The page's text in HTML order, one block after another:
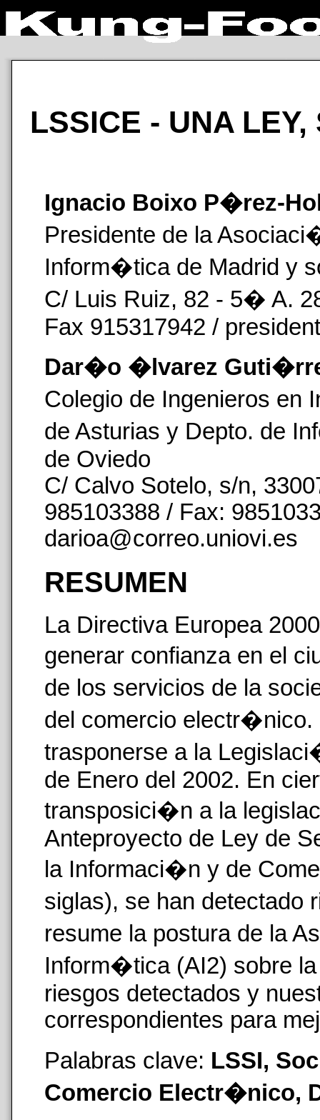
LSSICE - UNA
Ignacio Boixo P�rez-
Presidente de la
Inform�tica de Madrid y
C/ Luis Ruiz, 82 - 5� A.
Fax 915317942 /
Dar�o �lvarez
Colegio de Ingenieros en
de Asturias y Depto. de
de Oviedo
C/ Calvo Sotelo, s/n,
985103388 / Fax:
darioa@correo.uniovi.es
RESUMEN
La Directiva Europea
generar confianza en el
de los servicios de la
del comercio electr�nico.
trasponerse a la
de Enero del 2002. En
transposici�n a la
Anteproyecto de Ley de
la Informaci�n y de
siglas), se han
resume la postura de la
Inform�tica (AI2) sobre
riesgos detectados y
correspondientes para
Palabras clave: LSSI,
Comercio Electr�nico,